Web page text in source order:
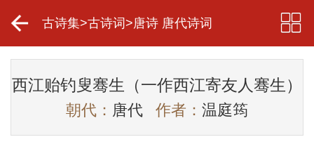
古诗集>古诗词 >唐诗 唐代诗词
西江贻钓叟骞生（一作西江寄友人骞生）
朝代： 唐代 作者： 温庭筠